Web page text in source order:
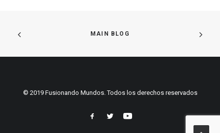
MAIN BLOG
© 2019 Fusionando Mundos. Todos los derechos reservados